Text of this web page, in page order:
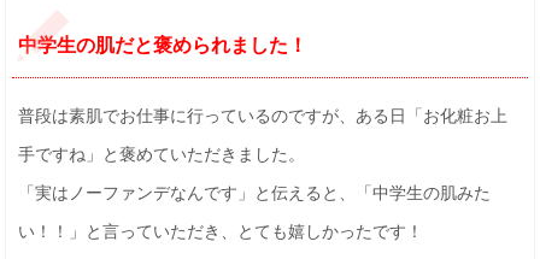
中学生の肌だと褒められました！
普段は素肌でお仕事に行っているのですが、ある日「お化粧お上
手ですね」と褒めていただきました。
「実はノーファンデなんです」と伝えると、「中学生の肌みた
い！！」と言っていただき、とても嬉しかったです！